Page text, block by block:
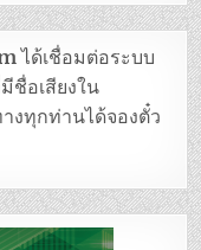
ได้เชื่อมต่อระบบ
ชื่อเสียงใน
างทุกท่านได้จองตั๋ว